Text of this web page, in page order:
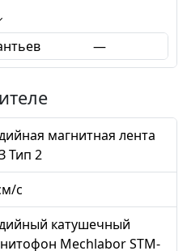
—
магнитная лента
Тип 2
с
катушечный
Mechlabor STM-